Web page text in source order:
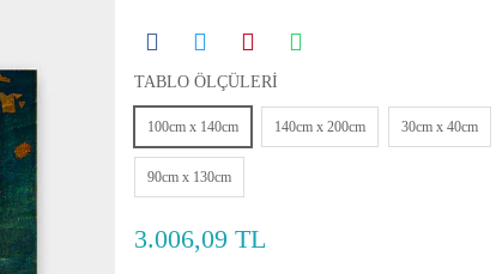
TABLO ÖLÇÜLERİ
100cm x 140cm 140cm x 200cm 30cm x 40cm
90cm x 130cm
3.006,09 TL